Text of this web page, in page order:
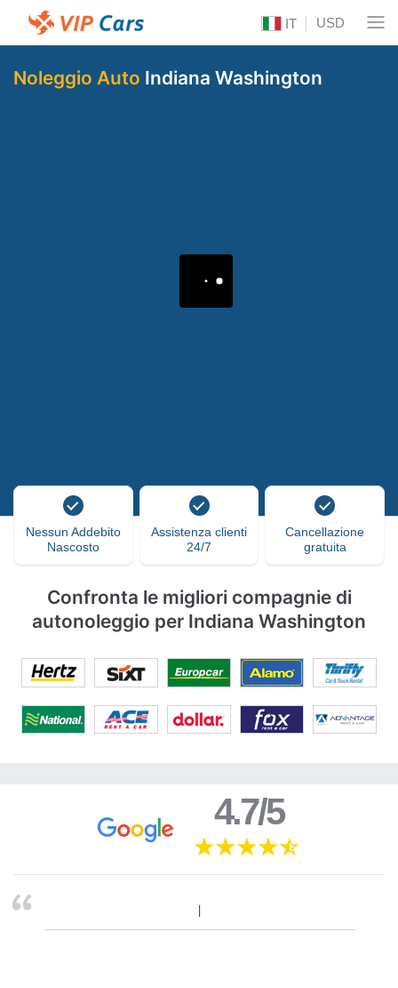
IT USD
Noleggio Auto Indiana Washington
Nessun Addebito
Nascosto
Assistenza clienti
24/7
Cancellazione
gratuita
Confronta le migliori compagnie di
autonoleggio per Indiana Washington
4.7/5